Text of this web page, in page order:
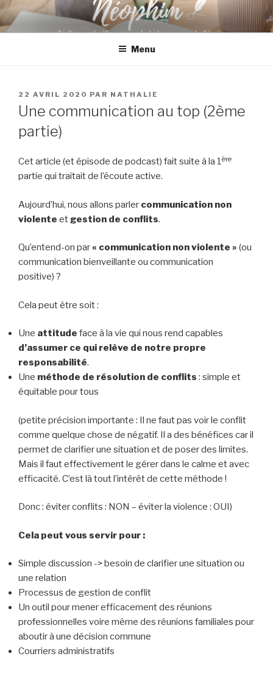
Aller
au
contenu
Menu
PUBLIÉ
LE
22 AVRIL 2020 PAR NATHALIE
Une communication au top (2ème
partie)
Cet article (et épisode de podcast) fait suite à la 1ère
partie qui traitait de l’écoute active.
Aujourd’hui, nous allons parler communication non
violente etgestion de conflits.
Qu’entend-on par« communication non violente » (ou
communication bienveillante ou communication
positive) ?
Cela peut être soit :
Une attitude face à la vie qui nous rend capables
d’assumer ce qui relève de notre propre
responsabilité.
Une méthode de résolution de conflits : simple et
équitable pour tous
(petite précision importante : Il ne faut pas voir le conflit
comme quelque chose de négatif. Il a des bénéfices car il
permet de clarifier une situation et de poser des limites.
Mais il faut effectivement le gérer dans le calme et avec
efficacité. C’est là tout l’intérêt de cette méthode !
Donc : éviter conflits : NON – éviter la violence : OUI)
Cela peut vous servir pour :
Simple discussion -> besoin de clarifier une situation ou
une relation
Processus de gestion de conflit
Un outil pour mener efficacement des réunions
professionnelles voire même des réunions familiales pour
aboutir à une décision commune
Courriers administratifs